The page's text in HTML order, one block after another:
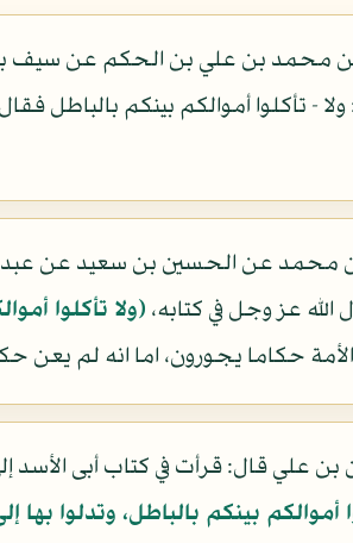
محمد بن علي بن الحكم عن سيف بن
- تأكلوا أموالكم بينكم بالباطل
عن الحسين بن سعيد عن عبد
الله عز وجل في كتابه، (ولا تأكلوا
حكاما يجورون، اما انه لم يعن
علي قال: قرأت في كتاب أبى الأسد
أموالكم بينكم بالباطل، وتدلوا بها